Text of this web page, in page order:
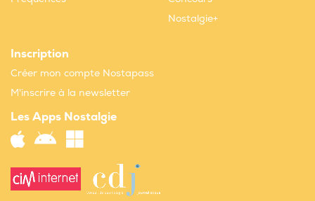
Nostalgie+
Inscription
Créer mon compte Nostapass
M'inscrire à la newsletter
Les Apps Nostalgie